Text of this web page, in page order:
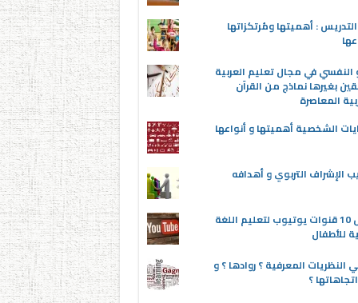
: أهميتها ومُرتكزاتها
النفسي في مجال تعليم العربية
بغيرها نماذج من القرآن
المعاصرة
الشخصية أهميتها و أنواعها
الإشراف التربوي و أهدافه
أفضل 10 قنوات يوتيوب لتعليم اللغة
للأطفال
النظريات المعرفية ؟ روادها ؟ و
؟